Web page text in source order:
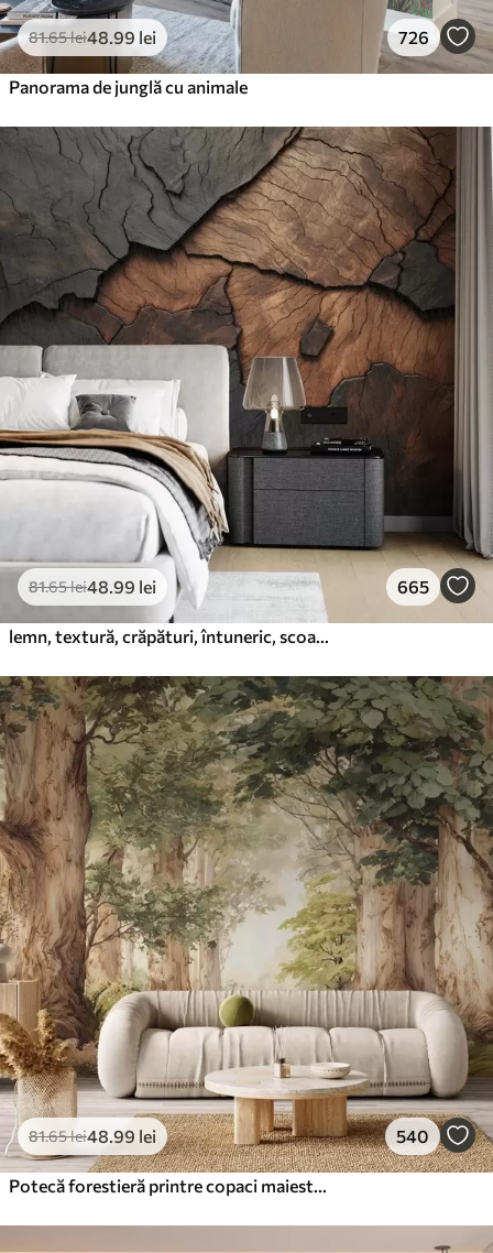
81.65lei48 .99 lei 726
Panorama de junglă cu animale
81.65lei48 .99 lei 665
81.65lei48 .99 lei 540